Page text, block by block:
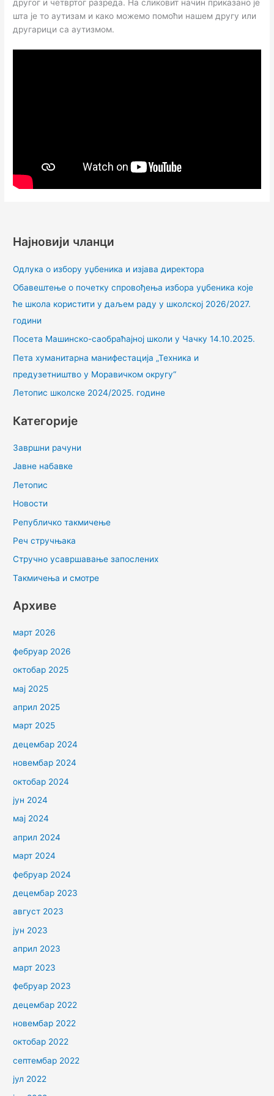
другог и четвртог разреда. На сликовит начин приказано је
шта је то аутизам и како можемо помоћи нашем другу или
другарици са аутизмом.
Најновији чланци
Одлука о избору уџбеника и изјава директора
Обавештење о почетку спровођења избора уџбеника које
ће школа користити у даљем раду у школској 2026/2027.
години
Посета Машинско-саобраћајној школи у Чачку 14.10.2025.
Пета хуманитарна манифестација „Техника и
предузетништво у Моравичком округу“
Летопис школске 2024/2025. године
Категорије
Завршни рачуни
Јавне набавке
Летопис
Новости
Републичко такмичење
Реч стручњака
Стручно усавршавање запослених
Такмичења и смотре
Архиве
март 2026
фебруар 2026
октобар 2025
мај 2025
април 2025
март 2025
децембар 2024
новембар 2024
октобар 2024
јун 2024
мај 2024
април 2024
март 2024
фебруар 2024
децембар 2023
август 2023
јун 2023
април 2023
март 2023
фебруар 2023
децембар 2022
новембар 2022
октобар 2022
септембар 2022
јул 2022